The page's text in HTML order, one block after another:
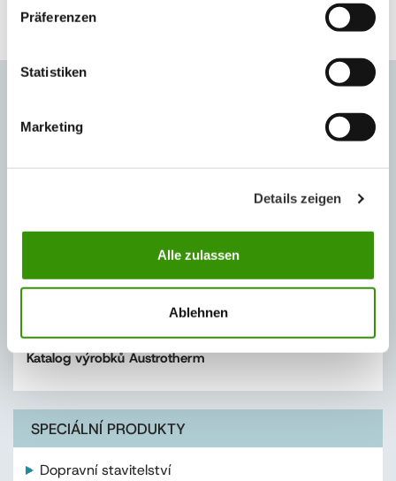
Präferenzen
Statistiken
Marketing
Details zeigen
Alle zulassen
Ablehnen
Případné specifické technické otázky Vám rádi zodpoví naši
Katalog výrobků Austrotherm
SPECIÁLNÍ PRODUKTY
Dopravní stavitelství